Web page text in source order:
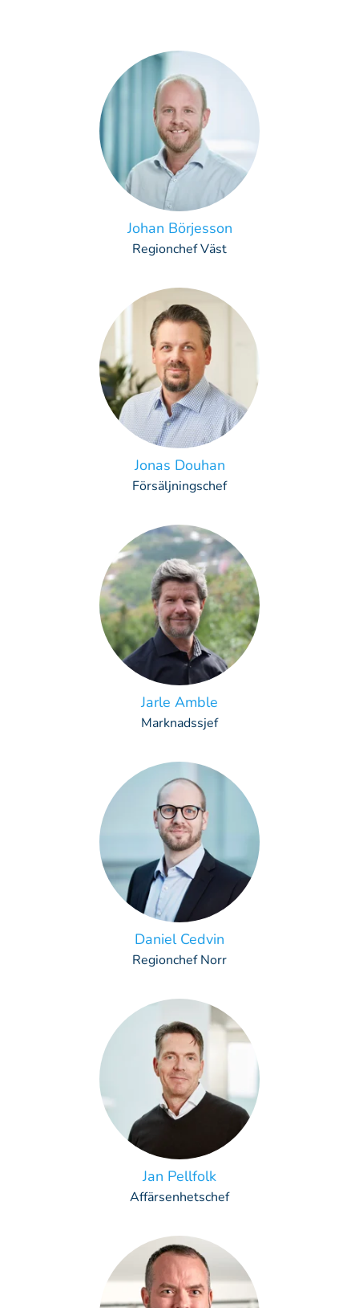
Johan Börjesson
Regionchef Väst
Jonas Douhan
Försäljningschef
Jarle Amble
Marknadssjef
Daniel Cedvin
Regionchef Norr
Jan Pellfolk
Affärsenhetschef